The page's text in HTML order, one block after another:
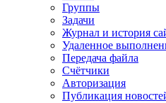
Группы
Задачи
Журнал и история
Удаленное
Передача файла
Счётчики
Авторизация
Публикация